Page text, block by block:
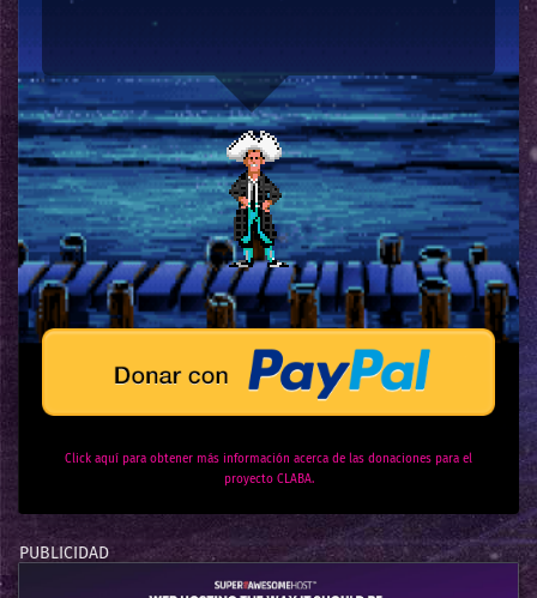
Click aquí para obtener más información acerca de las donaciones para el
proyecto CLABA.